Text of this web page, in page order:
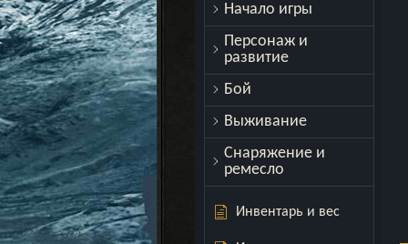
Начало игры
Персонаж и
развитие
Бой
Выживание
Снаряжение и
ремесло
Инвентарь и вес